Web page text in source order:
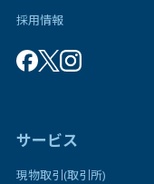
採用情報
サービス
現物取引(取引所)